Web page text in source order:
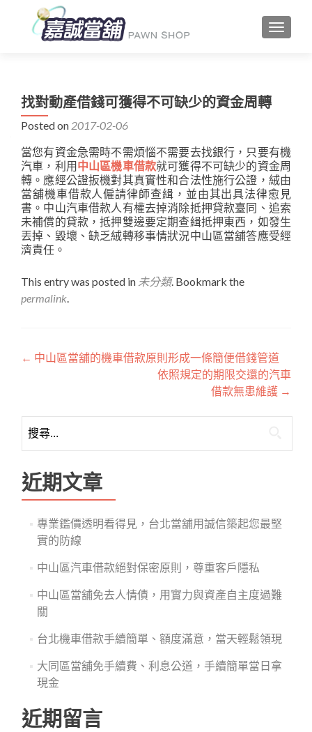
找對動產借錢可獲得不可缺少的資金周轉
Posted on 2017-02-06
當您有資金急需時不需煩惱不需要去找銀行，只要有機
汽車，利用中山區機車借款就可獲得不可缺少的資金周
轉。應經公證扳機對其真實性和合法性施行公證，絨由
當舖機車借款人僱請律師查緝，並由其出具法律愈見
書。中山汽車借款人有權去掉消除抵押貸款臺同、追索
未補償的貸款，抵押雙邊要定期查緝抵押東西，如發生
丟掉、毀壞、缺乏絨轉移事情狀況中山區當舖答應受經
濟責任。
This entry was posted in 未分類. Bookmark the
permalink.
文
導
覽
← 中山區當舖的機車借款原則形成一條簡便借錢管道
依照規定的期限交還的汽車
借款無患維護 →
尋
鍵
字:
近期文章
專業鑑價透明看得見，台北當舖用誠信築起您最堅
實的防線
中山區汽車借款絕對保密原則，尊重客戶隱私
中山區當舖免去人情債，用實力與資產自主度過難
關
台北機車借款手續簡單、額度滿意，當天輕鬆領現
大同區當舖免手續費、利息公道，手續簡單當日拿
現金
近期留言